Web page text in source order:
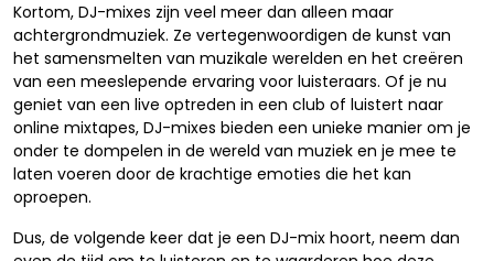
Kortom, DJ-mixes zijn veel meer dan alleen maar
achtergrondmuziek. Ze vertegenwoordigen de kunst van
het samensmelten van muzikale werelden en het creëren
van een meeslepende ervaring voor luisteraars. Of je nu
geniet van een live optreden in een club of luistert naar
online mixtapes, DJ-mixes bieden een unieke manier om je
onder te dompelen in de wereld van muziek en je mee te
laten voeren door de krachtige emoties die het kan
oproepen.
Dus, de volgende keer dat je een DJ-mix hoort, neem dan